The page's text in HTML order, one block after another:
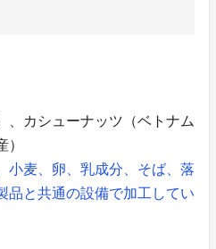
、カシューナッツ（ベトナム
麦、卵、乳成分、そば、落
品と共通の設備で加工してい